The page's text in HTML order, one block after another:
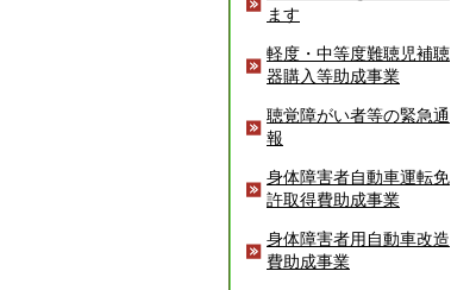
ます
軽度・中等度難聴児補聴
器購入等助成事業
聴覚障がい者等の緊急通
報
身体障害者自動車運転免
許取得費助成事業
身体障害者用自動車改造
費助成事業